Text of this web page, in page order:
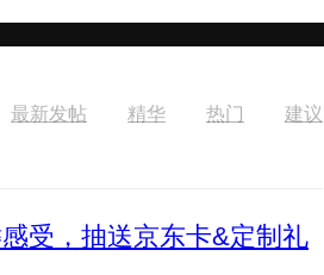
最新发帖 精华 热门 建议
受，抽送京东卡&定制礼